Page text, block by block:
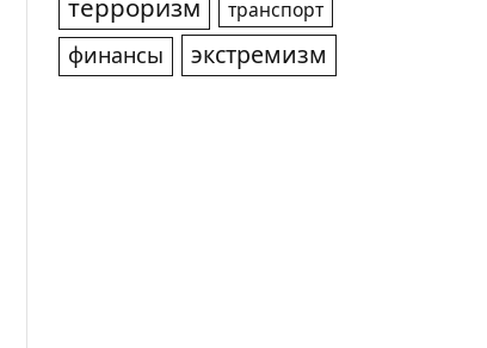
терроризм транспорт
финансы экстремизм